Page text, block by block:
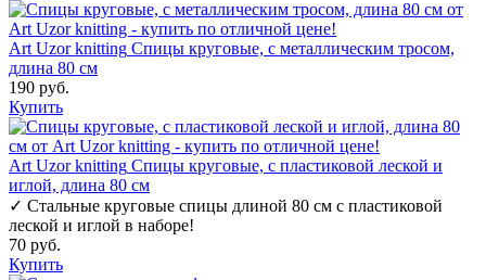
Art Uzor knitting Спицы круговые, с металлическим тросом,
длина 80 см
190 руб.
Купить
Art Uzor knitting Спицы круговые, с пластиковой леской и
иглой, длина 80 см
✓ Стальные круговые спицы длиной 80 см с пластиковой
леской и иглой в наборе!
70 руб.
Купить